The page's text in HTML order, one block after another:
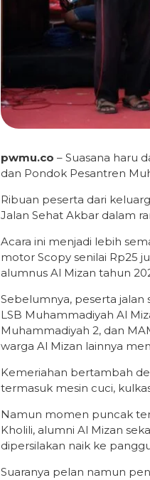
pwmu.co – Suasana haru
dan Pondok Pesantren
Ribuan peserta dari
Jalan Sehat Akbar dalam
Acara ini menjadi lebih
motor Scopy senilai Rp25
alumnus Al Mizan tahun
Sebelumnya, peserta jalan
LSB Muhammadiyah Al
Muhammadiyah 2, dan
warga Al Mizan lainnya
Kemeriahan bertambah
termasuk mesin cuci,
Namun momen puncak
Kholili, alumni Al Mizan
dipersilakan naik ke
Suaranya pelan namun